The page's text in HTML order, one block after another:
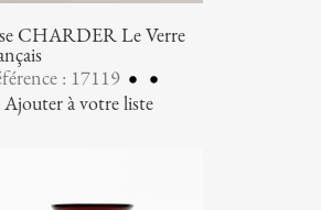
CHARDER Le Verre
: 17119
Ajouter à votre liste